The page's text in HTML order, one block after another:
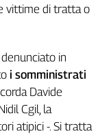
vittime di tratta o
in
i somministrati
Davide
Cgil, la
atipici -. Si tratta